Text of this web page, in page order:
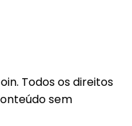
Todos os direitos
sem